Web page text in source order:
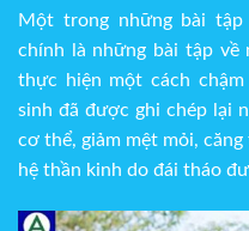
Một trong những bài
chính là những bài tập về
thực hiện một cách
sinh đã được ghi chép lại
cơ thể, giảm mệt mỏi,
hệ thần kinh do đái tháo